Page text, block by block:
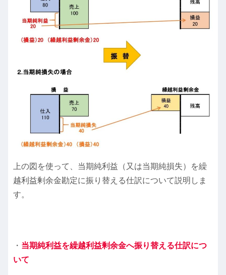
上の図を使って、当期純利益（又は当期純損失）を繰
越利益剰余金勘定に振り替える仕訳について説明しま
す。
・ 当期純利益を繰越利益剰余金へ振り替える仕訳につ
いて